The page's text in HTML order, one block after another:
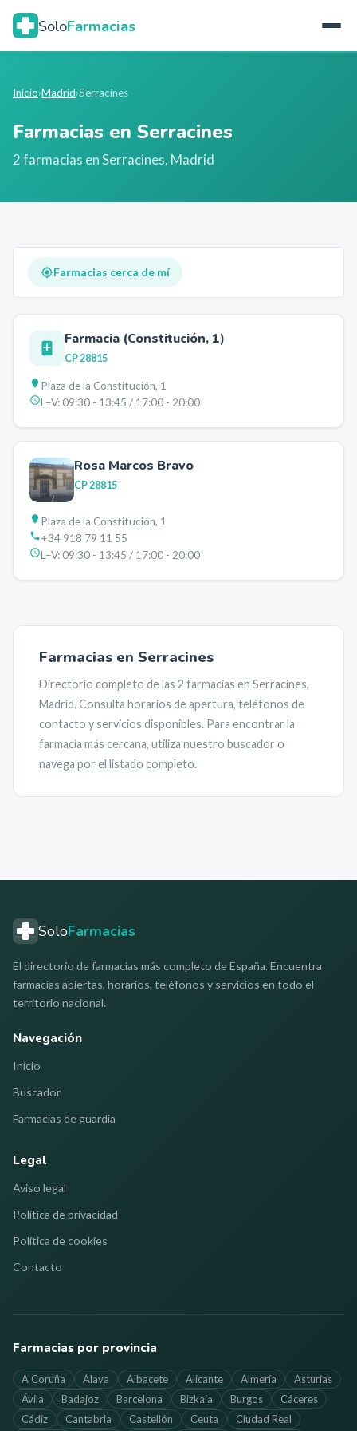
SoloFarmacias
Inicio›Madrid›Serracines
Farmacias en Serracines
2farmacias enSerracines, Madrid
Farmacias cerca de mí
Farmacia (Constitución, 1)
CP28815
Plaza de la Constitución, 1
L–V:09:30 - 13:45 / 17:00 - 20:00
Rosa Marcos Bravo
CP28815
Plaza de la Constitución, 1
+34 918 79 11 55
L–V:09:30 - 13:45 / 17:00 - 20:00
Farmacias en Serracines
Directorio completo de las 2 farmacias en Serracines,
Madrid. Consulta horarios de apertura, teléfonos de
contacto y servicios disponibles. Para encontrar la
farmacia más cercana, utiliza nuestro buscador o
navega por el listado completo.
SoloFarmacias
El directorio de farmacias más completo de España. Encuentra
farmacias abiertas, horarios, teléfonos y servicios en todo el
territorio nacional.
Navegación
Inicio
Buscador
Farmacias de guardia
Legal
Aviso legal
Política de privacidad
Política de cookies
Contacto
Farmacias por provincia
A Coruña Álava Albacete Alicante Almería
Asturias
Ávila
Badajoz Barcelona Bizkaia Burgos
Cáceres
Cádiz
Cantabria Castellón Ceuta Ciudad Real